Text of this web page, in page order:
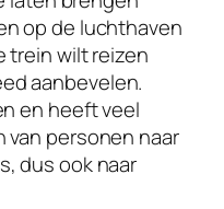
op de luchthaven
trein wilt reizen
aanbevelen.
en heeft veel
van personen naar
dus ook naar